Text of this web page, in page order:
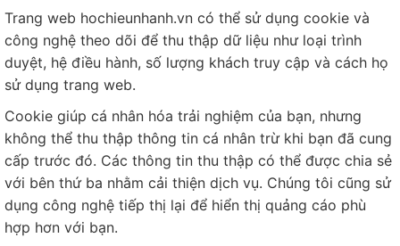
Trang web hochieunhanh.vn có thể sử dụng cookie và
công nghệ theo dõi để thu thập dữ liệu như loại trình
duyệt, hệ điều hành, số lượng khách truy cập và cách họ
sử dụng trang web.
Cookie giúp cá nhân hóa trải nghiệm của bạn, nhưng
không thể thu thập thông tin cá nhân trừ khi bạn đã cung
cấp trước đó. Các thông tin thu thập có thể được chia sẻ
với bên thứ ba nhằm cải thiện dịch vụ. Chúng tôi cũng sử
dụng công nghệ tiếp thị lại để hiển thị quảng cáo phù
hợp hơn với bạn.